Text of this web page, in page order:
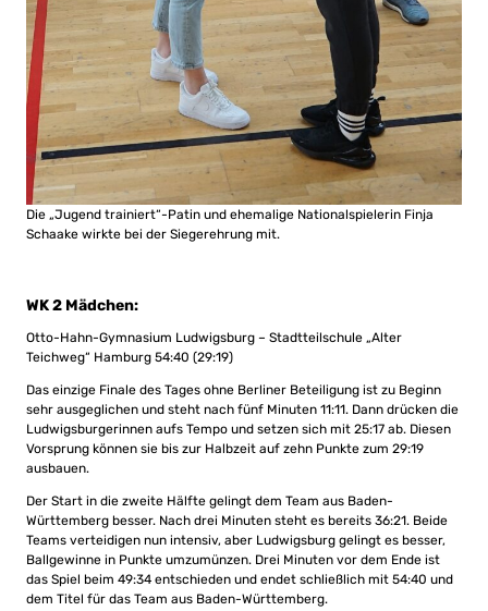
Die „Jugend trainiert“-Patin und ehemalige Nationalspielerin Finja
Schaake wirkte bei der Siegerehrung mit.
WK 2 Mädchen:
Otto-Hahn-Gymnasium Ludwigsburg – Stadtteilschule „Alter
Teichweg“ Hamburg 54:40 (29:19)
Das einzige Finale des Tages ohne Berliner Beteiligung ist zu Beginn
sehr ausgeglichen und steht nach fünf Minuten 11:11. Dann drücken die
Ludwigsburgerinnen aufs Tempo und setzen sich mit 25:17 ab. Diesen
Vorsprung können sie bis zur Halbzeit auf zehn Punkte zum 29:19
ausbauen.
Der Start in die zweite Hälfte gelingt dem Team aus Baden-
Württemberg besser. Nach drei Minuten steht es bereits 36:21. Beide
Teams verteidigen nun intensiv, aber Ludwigsburg gelingt es besser,
Ballgewinne in Punkte umzumünzen. Drei Minuten vor dem Ende ist
das Spiel beim 49:34 entschieden und endet schließlich mit 54:40 und
dem Titel für das Team aus Baden-Württemberg.